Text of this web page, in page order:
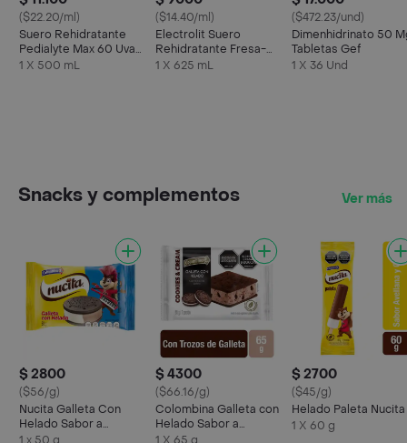
($22.20/ml)
Suero Rehidratante
Pedialyte Max 60 Uva
Frasco 500 mL
1 X 500 mL
($14.40/ml)
Electrolit Suero
Rehidratante Fresa-
Kiwi
1 X 625 mL
($472.23/und)
Dimenhidrinato 50
Tabletas Gef
1 X 36 Und
Snacks y complementos Ver más
$ 2800
($56/g)
Nucita Galleta Con
Helado Sabor a
Chocolate y Crema de
$ 4300
($66.16/g)
Colombina Galleta con
Helado Sabor a
Cookies & Cream
$ 2700
($45/g)
Helado Paleta Nucita
1 X 60 g